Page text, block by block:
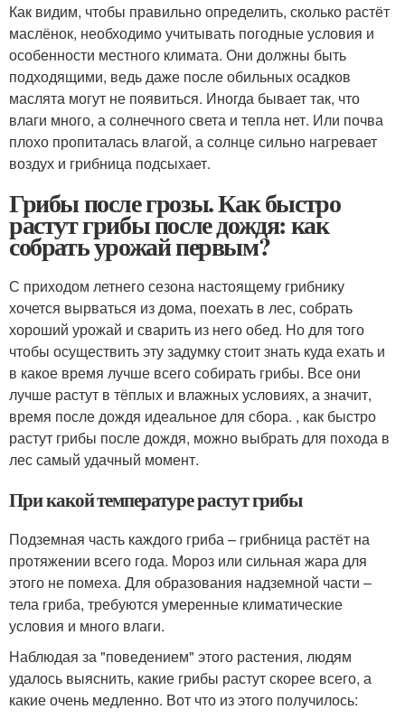
Как видим, чтобы правильно определить, сколько растёт
маслёнок, необходимо учитывать погодные условия и
особенности местного климата. Они должны быть
подходящими, ведь даже после обильных осадков
маслята могут не появиться. Иногда бывает так, что
влаги много, а солнечного света и тепла нет. Или почва
плохо пропиталась влагой, а солнце сильно нагревает
воздух и грибница подсыхает.
Грибы после грозы. Как быстро
растут грибы после дождя: как
собрать урожай первым?
С приходом летнего сезона настоящему грибнику
хочется вырваться из дома, поехать в лес, собрать
хороший урожай и сварить из него обед. Но для того
чтобы осуществить эту задумку стоит знать куда ехать и
в какое время лучше всего собирать грибы. Все они
лучше растут в тёплых и влажных условиях, а значит,
время после дождя идеальное для сбора. , как быстро
растут грибы после дождя, можно выбрать для похода в
лес самый удачный момент.
При какой температуре растут грибы
Подземная часть каждого гриба – грибница растёт на
протяжении всего года. Мороз или сильная жара для
этого не помеха. Для образования надземной части –
тела гриба, требуются умеренные климатические
условия и много влаги.
Наблюдая за "поведением" этого растения, людям
удалось выяснить, какие грибы растут скорее всего, а
какие очень медленно. Вот что из этого получилось: